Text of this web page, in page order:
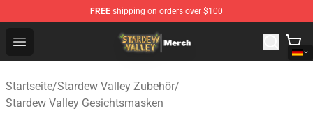
FREE shipping on orders over $100
Open menu
Stardew Valley Store - Official Stardew Valley
Startseite/Stardew Valley Zubehör/
Stardew Valley Gesichtsmasken